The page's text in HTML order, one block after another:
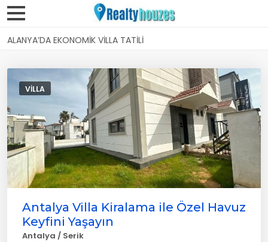
ALANYA’DA EKONOMIK VILLA TATILI
VILLA
Antalya Villa Kiralama ile Özel Havuz
Keyfini Yaşayın
Antalya / Serik